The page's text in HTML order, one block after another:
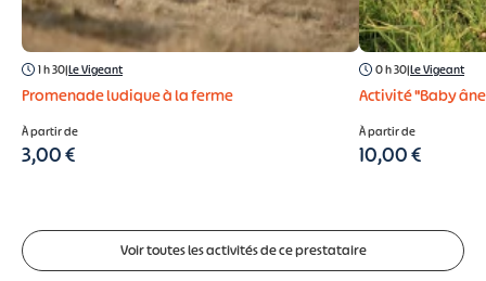
1 h 30|Le Vigeant
Promenade ludique à la ferme
À partir de
3,00 €
0 h 30|Le Vigeant
Activité "Baby
À partir de
10,00 €
Voir toutes les activités de ce prestataire